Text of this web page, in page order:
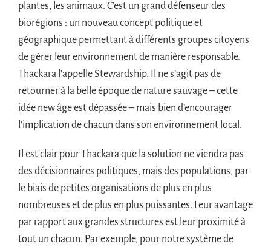
plantes, les animaux. C’est un grand défenseur des
biorégions : un nouveau concept politique et
géographique permettant à différents groupes citoyens
de gérer leur environnement de manière responsable.
Thackara l’appelle Stewardship. Il ne s’agit pas de
retourner à la belle époque de nature sauvage – cette
idée new âge est dépassée – mais bien d’encourager
l’implication de chacun dans son environnement local.
Il est clair pour Thackara que la solution ne viendra pas
des décisionnaires politiques, mais des populations, par
le biais de petites organisations de plus en plus
nombreuses et de plus en plus puissantes. Leur avantage
par rapport aux grandes structures est leur proximité à
tout un chacun. Par exemple, pour notre système de